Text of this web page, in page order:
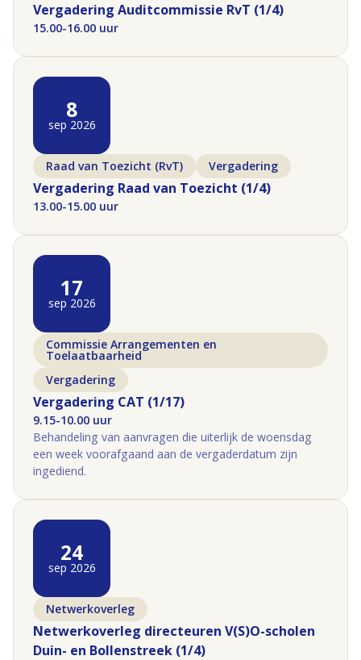
Vergadering Auditcommissie RvT (1/4)
15.00-16.00 uur
8
sep 2026
Raad van Toezicht (RvT) Vergadering
Vergadering Raad van Toezicht (1/4)
13.00-15.00 uur
17
sep 2026
Commissie Arrangementen en
Toelaatbaarheid
Vergadering
Vergadering CAT (1/17)
9.15-10.00 uur
Behandeling van aanvragen die uiterlijk de woensdag
een week voorafgaand aan de vergaderdatum zijn
ingediend.
24
sep 2026
Netwerkoverleg
Netwerkoverleg directeuren V(S)O-scholen
Duin- en Bollenstreek (1/4)